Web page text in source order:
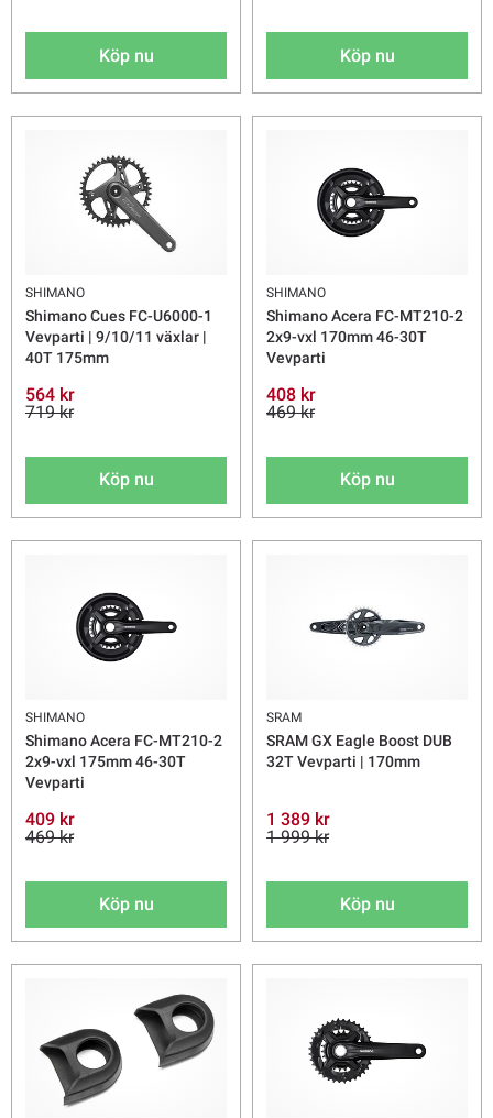
Köp nu Köp nu
SHIMANO
Shimano Cues FC-U6000-1
Vevparti | 9/10/11 växlar |
40T 175mm
564 kr
719 kr
Köp nu
SHIMANO
Shimano Acera FC-MT210-2
2x9-vxl 170mm 46-30T
Vevparti
408 kr
469 kr
Köp nu
SHIMANO
Shimano Acera FC-MT210-2
2x9-vxl 175mm 46-30T
Vevparti
409 kr
469 kr
Köp nu
SRAM
SRAM GX Eagle Boost DUB
32T Vevparti | 170mm
1 389 kr
1 999 kr
Köp nu